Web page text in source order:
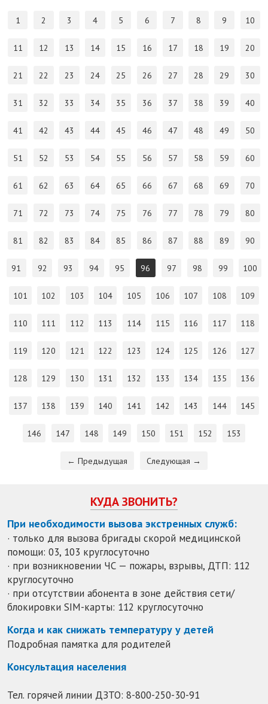
1 2 3 4 5 6 7 8 9 10
11 12 13 14 15 16 17 18 19 20
21 22 23 24 25 26 27 28 29 30
31 32 33 34 35 36 37 38 39 40
41 42 43 44 45 46 47 48 49 50
51 52 53 54 55 56 57 58 59 60
61 62 63 64 65 66 67 68 69 70
71 72 73 74 75 76 77 78 79 80
81 82 83 84 85 86 87 88 89 90
91 92 93 94 95 96 97 98 99 100
101 102 103 104 105 106 107 108 109
110 111 112 113 114 115 116 117 118
119 120 121 122 123 124 125 126 127
128 129 130 131 132 133 134 135 136
137 138 139 140 141 142 143 144 145
146 147 148 149 150 151 152 153
← Предыдущая Следующая →
КУДА ЗВОНИТЬ?
При необходимости вызова экстренных служб:
· только для вызова бригады скорой медицинской
помощи: 03, 103 круглосуточно
· при возникновении ЧС — пожары, взрывы, ДТП: 112
круглосуточно
· при отсутствии абонента в зоне действия сети/
блокировки SIM-карты: 112 круглосуточно
Когда и как снижать температуру у детей
Подробная памятка для родителей
Консультация населения
Тел. горячей линии ДЗТО: 8-800-250-30-91